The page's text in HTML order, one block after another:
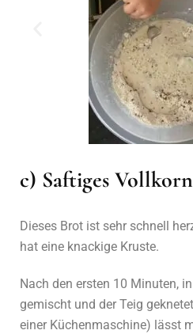
c) Saftiges
Dieses Brot ist sehr schnell
hat eine knackige Kruste.
Nach den ersten 10 Minuten,
gemischt und der Teig
einer Küchenmaschine) lässt